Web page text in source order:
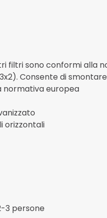
filtri sono conformi alla
Consente di
normativa europea
orizzontali
3 persone